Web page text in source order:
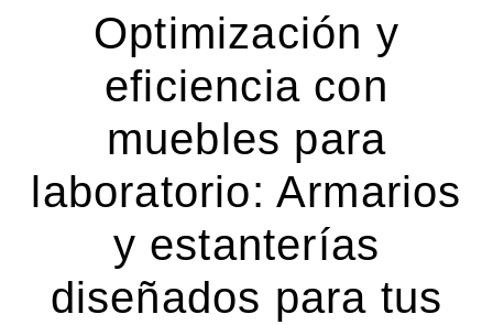
Optimización y
eficiencia con
muebles para
laboratorio: Armarios
y estanterías
diseñados para tus